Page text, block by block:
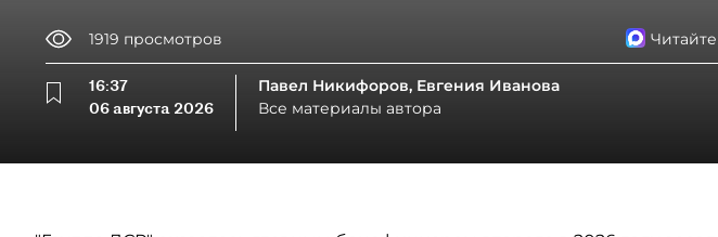
1919 просмотров
16:37
06 августа 2026
Павел Никифоров, Евгения Иванова
Все материалы автора